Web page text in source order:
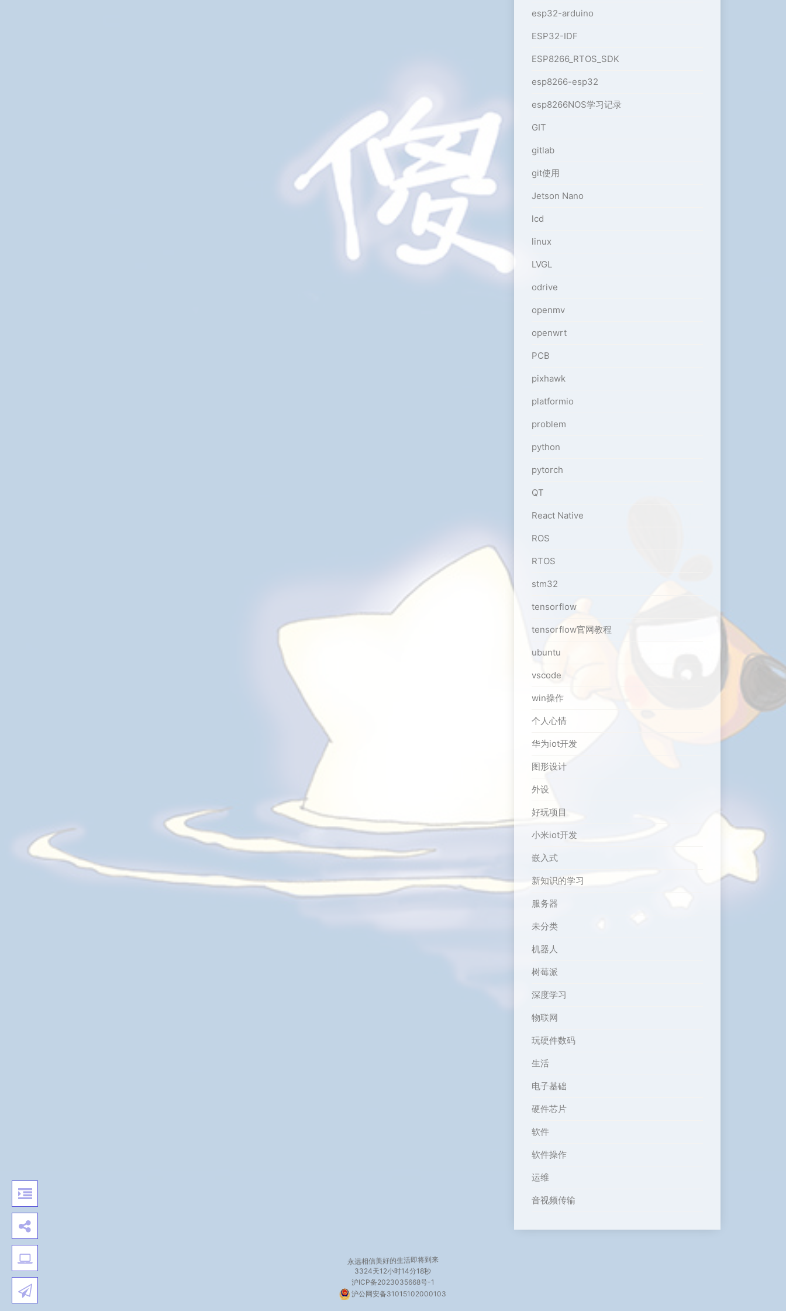
esp32-arduino
ESP32-IDF
ESP8266_RTOS_SDK
esp8266-esp32
esp8266NOS学习记录
GIT
gitlab
git使用
Jetson Nano
lcd
linux
LVGL
odrive
openmv
openwrt
PCB
pixhawk
platformio
problem
python
pytorch
QT
React Native
ROS
RTOS
stm32
tensorflow
tensorflow官网教程
ubuntu
vscode
win操作
个人心情
华为iot开发
图形设计
外设
好玩项目
小米iot开发
嵌入式
新知识的学习
服务器
未分类
机器人
树莓派
深度学习
物联网
玩硬件数码
生活
电子基础
硬件芯片
软件
软件操作
运维
音视频传输
永远相信美好的生活即将到来
3324天12小时14分19秒
沪ICP备2023035668号-1
沪公网安备31015102000103